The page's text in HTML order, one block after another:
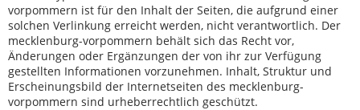
vorpommern ist für den Inhalt der Seiten, die aufgrund einer
solchen Verlinkung erreicht werden, nicht verantwortlich. Der
mecklenburg-vorpommern behält sich das Recht vor,
Änderungen oder Ergänzungen der von ihr zur Verfügung
gestellten Informationen vorzunehmen. Inhalt, Struktur und
Erscheinungsbild der Internetseiten des mecklenburg-
vorpommern sind urheberrechtlich geschützt.